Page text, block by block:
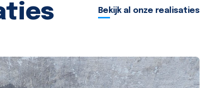
Bekijk al onze realisaties